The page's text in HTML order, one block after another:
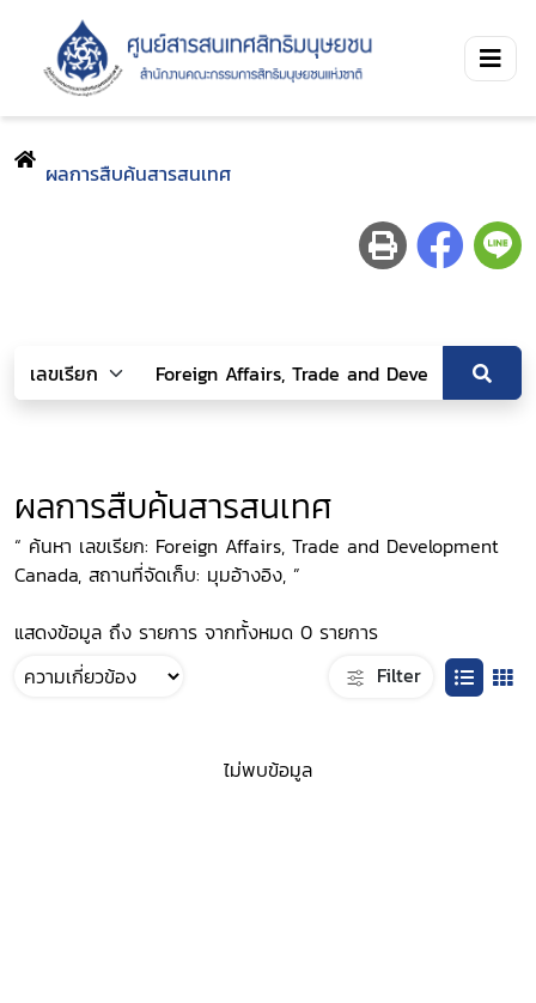
ผลการสืบค้นสารสนเทศ
ผลการสืบค้นสารสนเทศ
“ ค้นหา เลขเรียก: Foreign Affairs, Trade and Development
Canada, สถานที่จัดเก็บ: มุมอ้างอิง, ”
แสดงข้อมูล ถึง รายการ จากทั้งหมด 0 รายการ
Filter
ไม่พบข้อมูล